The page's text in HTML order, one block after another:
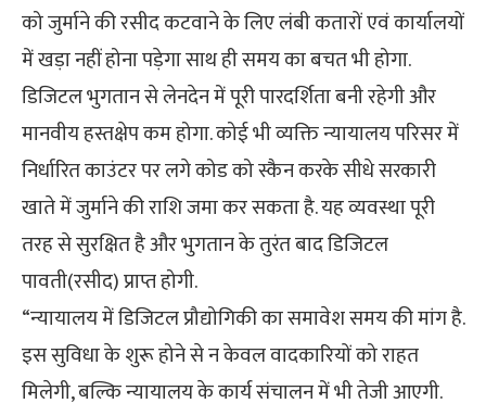
को जुर्माने की रसीद कटवाने के लिए लंबी कतारों एवं कार्यालयों
में खड़ा नहीं होना पड़ेगा साथ ही समय का बचत भी होगा.
डिजिटल भुगतान से लेनदेन में पूरी पारदर्शिता बनी रहेगी और
मानवीय हस्तक्षेप कम होगा. कोई भी व्यक्ति न्यायालय परिसर में
निर्धारित काउंटर पर लगे कोड को स्कैन करके सीधे सरकारी
खाते में जुर्माने की राशि जमा कर सकता है. यह व्यवस्था पूरी
तरह से सुरक्षित है और भुगतान के तुरंत बाद डिजिटल
पावती(रसीद) प्राप्त होगी.
“न्यायालय में डिजिटल प्रौद्योगिकी का समावेश समय की मांग है.
इस सुविधा के शुरू होने से न केवल वादकारियों को राहत
मिलेगी, बल्कि न्यायालय के कार्य संचालन में भी तेजी आएगी.